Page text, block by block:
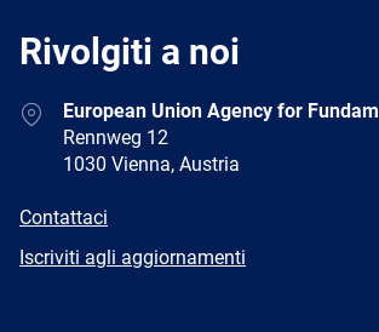
Rivolgiti a noi
AddressEuropean Union Agency for
Rennweg 12
1030 Vienna, Austria
E-
Contattaci
Newsletter
Iscriviti agli aggiornamenti